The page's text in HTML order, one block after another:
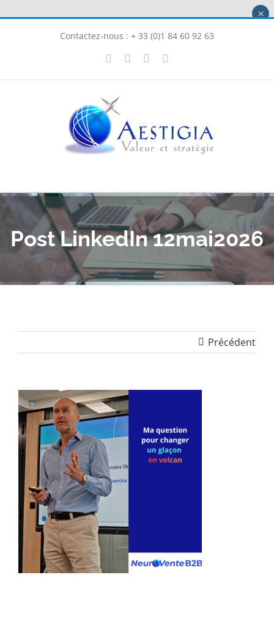
Contactez-nous : + 33 (0)1 84 60 92 63
LinkedInInstagram
Post LinkedIn 12mai2026
Précédent
×